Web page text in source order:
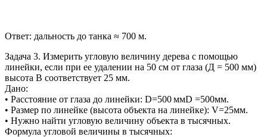
Ответ: дальность до танка ≈ 700 м.
Задача 3. Измерить угловую величину дерева с помощью
линейки, если при ее удалении на 50 см от глаза (Д = 500 мм)
высота В соответствует 25 мм.
Дано:
• Расстояние от глаза до линейки: D=500 ммD =500мм.
• Размер по линейке (высота объекта на линейке): V=25мм.
• Нужно найти угловую величину объекта в тысячных.
Формула угловой величины в тысячных: